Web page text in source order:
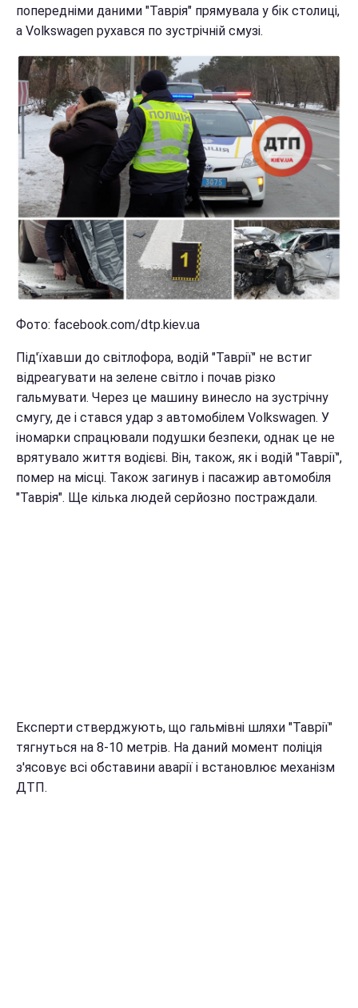
попередніми даними "Таврія" прямувала у бік столиці,
а Volkswagen рухався по зустрічній смузі.
Фото: facebook.com/dtp.kiev.ua
Під'їхавши до світлофора, водій "Таврії" не встиг
відреагувати на зелене світло і почав різко
гальмувати. Через це машину винесло на зустрічну
смугу, де і стався удар з автомобілем Volkswagen. У
іномарки спрацювали подушки безпеки, однак це не
врятувало життя водієві. Він, також, як і водій "Таврії",
помер на місці. Також загинув і пасажир автомобіля
"Таврія". Ще кілька людей серйозно постраждали.
Експерти стверджують, що гальмівні шляхи "Таврії"
тягнуться на 8-10 метрів. На даний момент поліція
з'ясовує всі обставини аварії і встановлює механізм
ДТП.